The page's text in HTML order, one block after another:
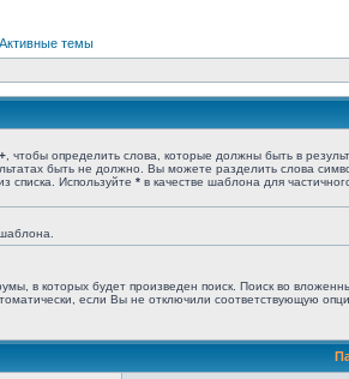
Активные темы
+ , чтобы определить слова, которые должны быть в
быть не должно. Вы можете разделить слова
списка. Используйте * в качестве шаблона для
в которых будет произведен поиск. Поиск во
если Вы не отключили соответствующую